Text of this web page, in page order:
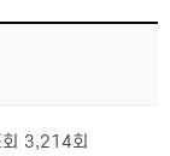
3,214회